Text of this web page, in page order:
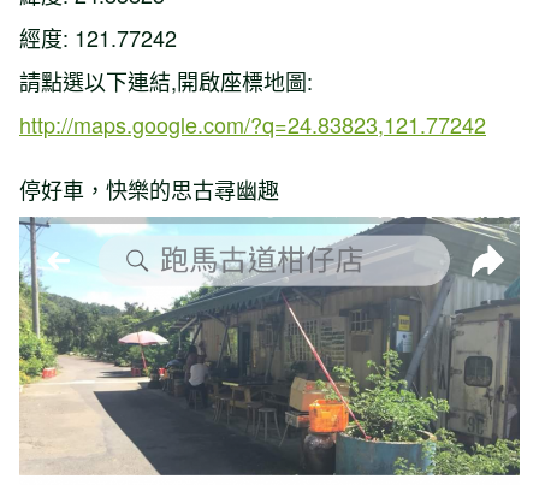
經度: 121.77242
請點選以下連結,開啟座標地圖:
http://maps.google.com/?q=24.83823,121.77242
停好車，快樂的思古尋幽趣